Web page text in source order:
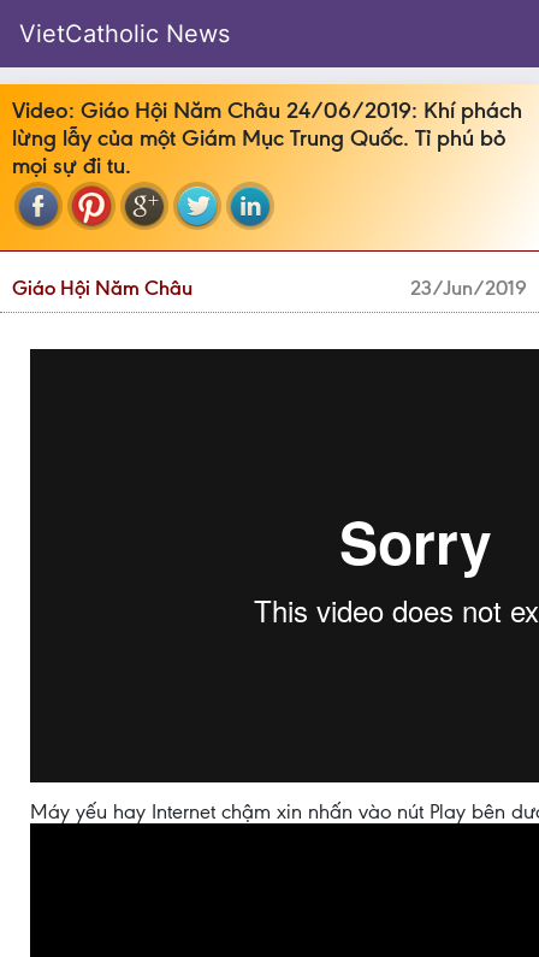
VietCatholic News
Video: Giáo Hội Năm Châu 24/06/2019: Khí phách
lừng lẫy của một Giám Mục Trung Quốc. Tỉ phú bỏ
mọi sự đi tu.
Giáo Hội Năm Châu 23/Jun/2019
Máy yếu hay Internet chậm xin nhấn vào nút Play bên